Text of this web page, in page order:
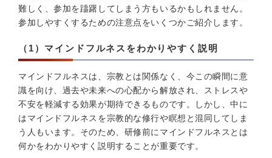
難しく、参加を躊躇してしまう方もいるかもしれません。
参加しやすくするための注意点をいくつかご紹介します。
（1）マインドフルネスをわかりやすく説明
マインドフルネスは、宗教とは関係なく、今この瞬間に意
識を向け、過去や未来への心配から解放され、ストレスや
不安を軽減する効果が期待できるものです。しかし、中に
はマインドフルネスを宗教的な修行や瞑想と混同してしま
う人もいます。そのため、研修前にマインドフルネスとは
何かをわかりやすく説明することが重要です。